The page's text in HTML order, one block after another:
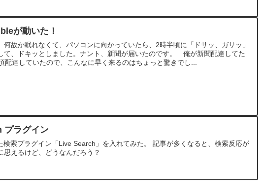
が動いた！
何故か眠れなくて、パソコンに向かっていたら、2時半頃に「ドサッ、ガサッ」
て、ドキッとしました。ナント、新聞が届いたのです。 俺が新聞配達してた
配達していたので、こんなに早く来るのはちょっと驚きでし...
プラグイン
検索プラグイン「Live Search」を入れてみた。 記事が多くなると、検索反応が
思えるけど、どうなんだろう？